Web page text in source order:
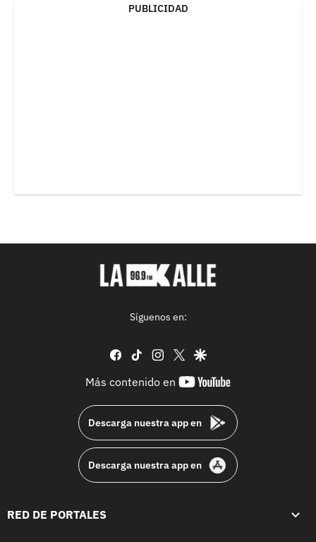
PUBLICIDAD
Síguenos en:
facebook
tiktok instagram
twittergoogle
Más contenido en
youtube-
Descarga nuestra app en
Descarga nuestra app en
RED DE PORTALES